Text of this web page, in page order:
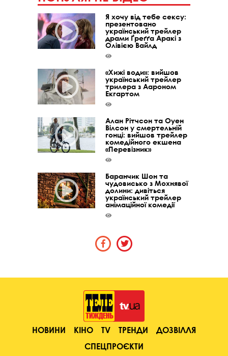
Я хочу від тебе сексу:
презентовано
український трейлер
драми Ґреґґа Аракі з
Олівією Вайлд
«Хижі води»: вийшов
український трейлер
трилера з Аароном
Екгартом
Алан Рітчсон та Оуен
Вілсон у смертельній
гонці: вийшов трейлер
комедійного екшена
«Перевізник»
Баранчик Шон та
чудовисько з Мохнявої
долини: дивіться
український трейлер
анімаційної комедії
НОВИНИ КІНО TV ТРЕНДИ
ДОЗВІЛЛЯ
СПЕЦПРОЄКТИ